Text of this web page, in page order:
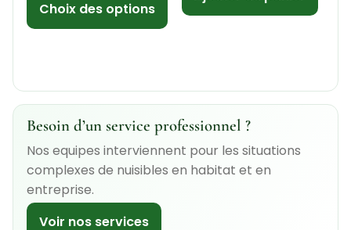
Choix des options
Besoin d’un service professionnel ?
Nos equipes interviennent pour les situations
complexes de nuisibles en habitat et en
entreprise.
Voir nos services